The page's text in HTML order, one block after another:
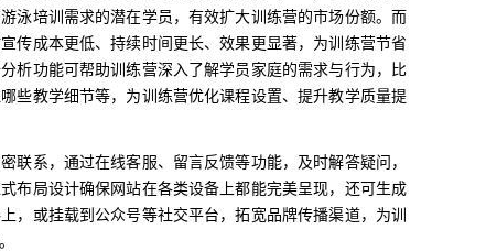
泳培训需求的潜在学员，有效扩大训练营的市场份额。而
传成本更低、持续时间更长、效果更显著，为训练营节省
析功能可帮助训练营深入了解学员家庭的需求与行为，比
些教学细节等，为训练营优化课程设置、提升教学质量提
联系，通过在线客服、留言反馈等功能，及时解答疑问，
布局设计确保网站在各类设备上都能完美呈现，还可生成
，或挂载到公众号等社交平台，拓宽品牌传播渠道，为训